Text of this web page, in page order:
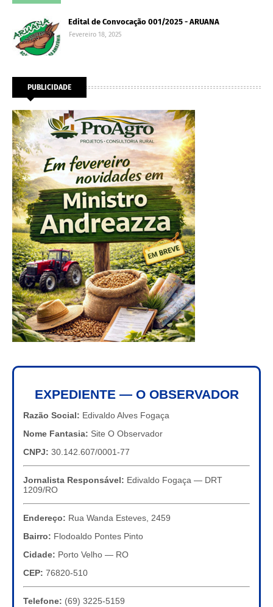
Edital de Convocação 001/2025 - ARUANA
Fevereiro 18, 2025
PUBLICIDADE
EXPEDIENTE — O OBSERVADOR
Razão Social: Edivaldo Alves Fogaça
Nome Fantasia: Site O Observador
CNPJ: 30.142.607/0001-77
Jornalista Responsável: Edivaldo Fogaça — DRT
1209/RO
Endereço: Rua Wanda Esteves, 2459
Bairro: Flodoaldo Pontes Pinto
Cidade: Porto Velho — RO
CEP: 76820-510
Telefone: (69) 3225-5159